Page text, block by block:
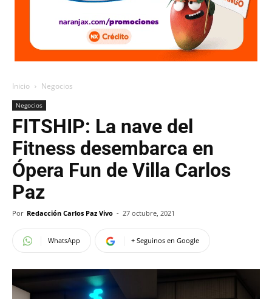
Inicio Negocios
Negocios
FITSHIP: La nave del
Fitness desembarca en
Ópera Fun de Villa Carlos
Paz
Por Redacción Carlos Paz Vivo - 27 octubre, 2021
WhatsApp + Seguinos en Google